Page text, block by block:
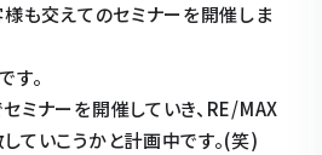
も交えてのセミナーを開催しま
す。
ミナーを開催していき、RE/MAX
ていこうかと計画中です。(笑)